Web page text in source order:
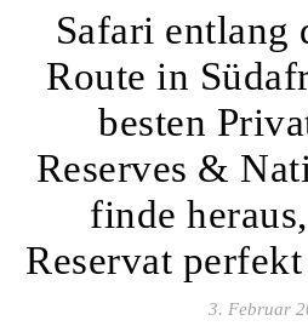
Safari entlang
Route in
besten
Reserves &
finde
Reservat
3. Februar